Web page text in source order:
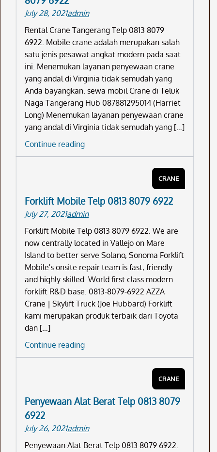
8079
July 28, 2021admin
Rental Crane Tangerang Telp 0813 8079
6922. Mobile crane adalah merupakan salah
satu jenis pesawat angkat modern pada saat
ini. Menemukan layanan penyewaan crane
yang andal di Virginia tidak semudah yang
Anda bayangkan. sewa mobil Crane di Teluk
Naga Tangerang Hub 087881295014 (Harriet
Long) Menemukan layanan penyewaan crane
yang andal di Virginia tidak semudah yang […]
Continue readingRental
Crane
8079
6922
CRANE
Forklift Mobile Telp 0813 8079 6922
July 27, 2021admin
Forklift Mobile Telp 0813 8079 6922. We are
now centrally located in Vallejo on Mare
Island to better serve Solano, Sonoma Forklift
Mobile's onsite repair team is fast, friendly
and highly skilled. World first class modern
forklift R&D base. 0813-8079-6922 AZZA
Crane | Skylift Truck (Joe Hubbard) Forklift
kami merupakan produk terbaik dari Toyota
dan […]
Continue readingForklift
Mobile
6922
CRANE
Penyewaan Alat Berat Telp 0813 8079
6922
July 26, 2021admin
Penyewaan Alat Berat Telp 0813 8079 6922.